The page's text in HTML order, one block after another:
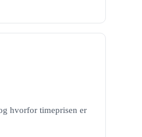
hvorfor timeprisen er